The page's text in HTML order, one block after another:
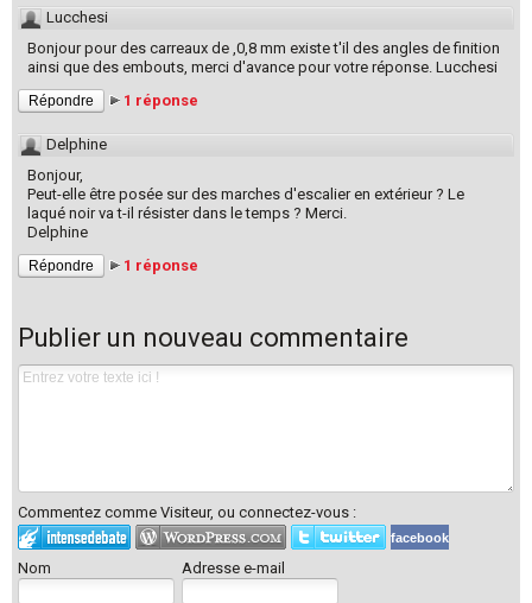
Lucchesi
Bonjour pour des carreaux de ,0,8 mm existe t'il des angles de finition
ainsi que des embouts, merci d'avance pour votre réponse. Lucchesi
Répondre 1 réponse
Delphine
Bonjour,
Peut-elle être posée sur des marches d'escalier en extérieur ? Le
laqué noir va t-il résister dans le temps ? Merci.
Delphine
Répondre 1 réponse
Publier un nouveau commentaire
Commentez comme Visiteur, ou connectez-vous :
facebook
Nom Adresse e-mail